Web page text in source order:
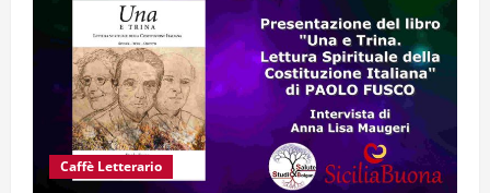
Caffè Letterario